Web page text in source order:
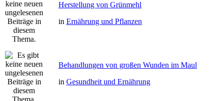
Herstellung von Grünmehl
in Ernährung und Pflanzen
Behandlungen von großen Wunden im Maul
in Gesundheit und Ernährung